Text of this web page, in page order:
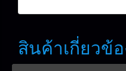
สินค้าเกี่ยวข้อ